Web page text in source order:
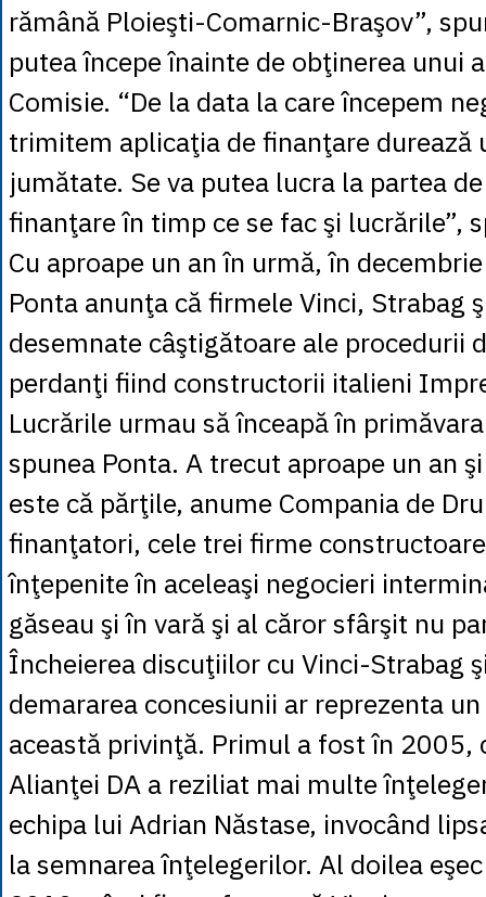
rămână Ploieşti-Comarnic-Braşov”,
putea începe înainte de obţinerea unui
Comisie. “De la data la care începem
trimitem aplicaţia de finanţare durează
jumătate. Se va putea lucra la partea
finanţare în timp ce se fac şi lucrările”,
Cu aproape un an în urmă, în
Ponta anunţa că firmele Vinci, Strabag
desemnate câştigătoare ale procedurii
perdanţi fiind constructorii italieni
Lucrările urmau să înceapă în
spunea Ponta. A trecut aproape un an
este că părţile, anume Compania de
finanţatori, cele trei firme
înţepenite în aceleaşi negocieri
găseau şi în vară şi al căror sfârşit nu
Încheierea discuţiilor cu Vinci-Strabag
demararea concesiunii ar reprezenta
această privinţă. Primul a fost în 2005,
Alianţei DA a reziliat mai multe
echipa lui Adrian Năstase, invocând
la semnarea înţelegerilor. Al doilea